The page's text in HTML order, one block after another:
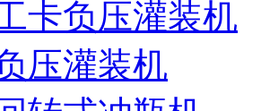
卡负压灌装机
压灌装机